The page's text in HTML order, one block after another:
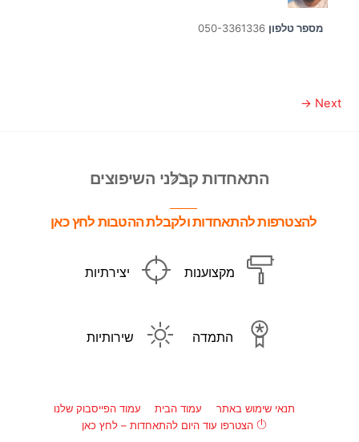
מספר טלפון 050-3361336
Next →
Back
To
Top
התאחדות קבלני השיפוצים
להצטרפות להתאחדות ולקבלת ההטבות לחץ כאן
מקצוענות יצירתיות
התמדה שירותיות
תנאי שימוש באתר עמוד הבית
עמוד הפייסבוק שלנו
הצטרפו עוד היום להתאחדות – לחץ כאן